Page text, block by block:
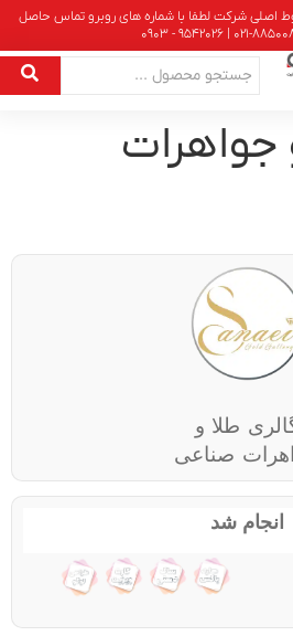
اصلی شرکت لطفا با شماره های روبرو تماس حاصل
جواهرات
طلا و
صناعی
انجام شد